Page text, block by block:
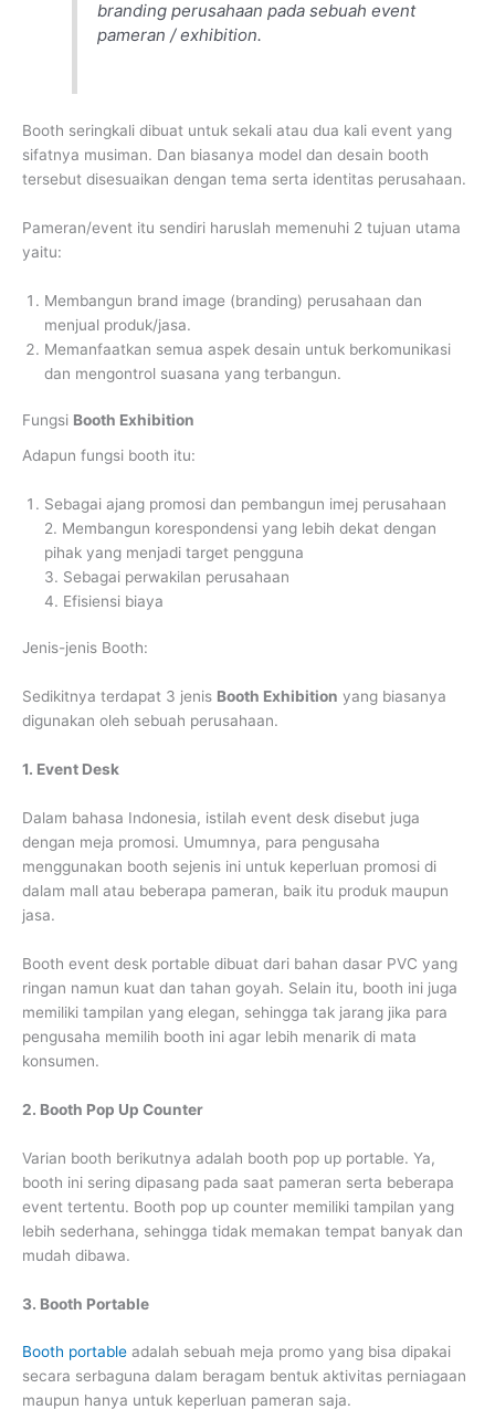
branding perusahaan pada sebuah event
pameran / exhibition.
Booth seringkali dibuat untuk sekali atau dua kali event yang
sifatnya musiman. Dan biasanya model dan desain booth
tersebut disesuaikan dengan tema serta identitas perusahaan.
Pameran/event itu sendiri haruslah memenuhi 2 tujuan utama
yaitu:
Membangun brand image (branding) perusahaan dan
menjual produk/jasa.
Memanfaatkan semua aspek desain untuk berkomunikasi
dan mengontrol suasana yang terbangun.
Fungsi Booth Exhibition
Adapun fungsi booth itu:
Sebagai ajang promosi dan pembangun imej perusahaan
2. Membangun korespondensi yang lebih dekat dengan
pihak yang menjadi target pengguna
3. Sebagai perwakilan perusahaan
4. Efisiensi biaya
Jenis-jenis Booth:
Sedikitnya terdapat 3 jenis Booth Exhibition yang biasanya
digunakan oleh sebuah perusahaan.
1. Event Desk
Dalam bahasa Indonesia, istilah event desk disebut juga
dengan meja promosi. Umumnya, para pengusaha
menggunakan booth sejenis ini untuk keperluan promosi di
dalam mall atau beberapa pameran, baik itu produk maupun
jasa.
Booth event desk portable dibuat dari bahan dasar PVC yang
ringan namun kuat dan tahan goyah. Selain itu, booth ini juga
memiliki tampilan yang elegan, sehingga tak jarang jika para
pengusaha memilih booth ini agar lebih menarik di mata
konsumen.
2. Booth Pop Up Counter
Varian booth berikutnya adalah booth pop up portable. Ya,
booth ini sering dipasang pada saat pameran serta beberapa
event tertentu. Booth pop up counter memiliki tampilan yang
lebih sederhana, sehingga tidak memakan tempat banyak dan
mudah dibawa.
3. Booth Portable
Booth portable adalah sebuah meja promo yang bisa dipakai
secara serbaguna dalam beragam bentuk aktivitas perniagaan
maupun hanya untuk keperluan pameran saja.